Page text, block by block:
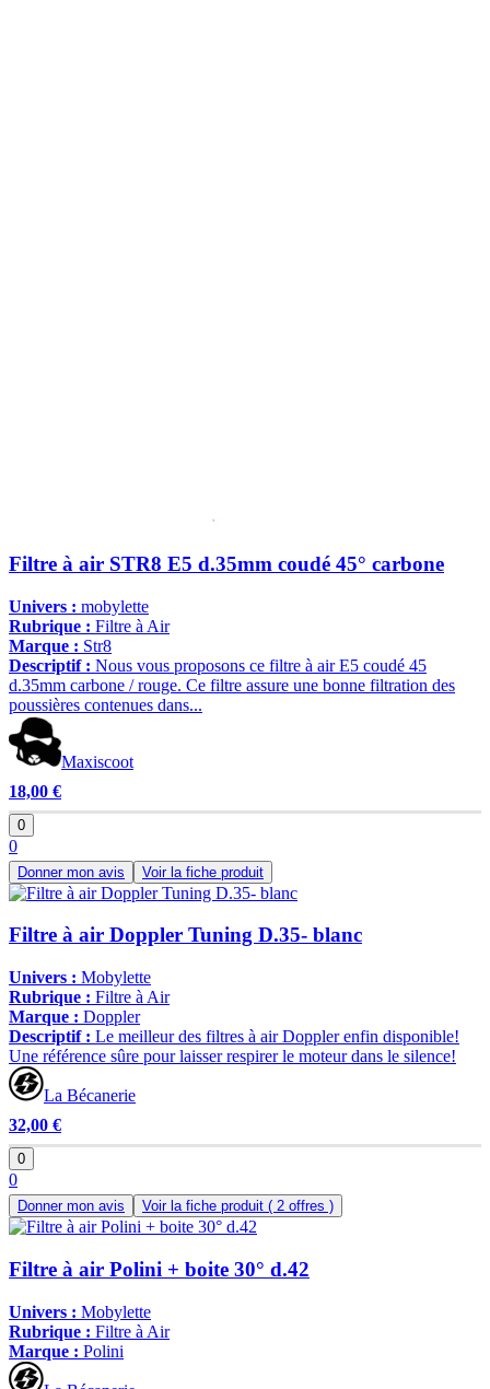
Filtre à air STR8 E5 d.35mm coudé 45° carbone
Univers : mobylette
Rubrique : Filtre à Air
Marque : Str8
Descriptif : Nous vous proposons ce filtre à air E5 coudé 45
d.35mm carbone / rouge. Ce filtre assure une bonne filtration des
poussières contenues dans...
Maxiscoot
18,00 €
0
0
Donner mon avis Voir la fiche produit
Filtre à air Doppler Tuning D.35- blanc
Univers : Mobylette
Rubrique : Filtre à Air
Marque : Doppler
Descriptif : Le meilleur des filtres à air Doppler enfin disponible!
Une référence sûre pour laisser respirer le moteur dans le silence!
La Bécanerie
32,00 €
0
0
Donner mon avis Voir la fiche produit ( 2 offres )
Filtre à air Polini + boite 30° d.42
Univers : Mobylette
Rubrique : Filtre à Air
Marque : Polini